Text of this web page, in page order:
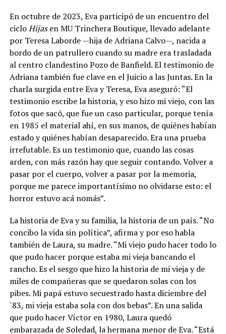
En octubre de 2023, Eva participó de un encuentro del
cicloHijasen MU Trinchera Boutique, llevado adelante
por Teresa Laborde —hija de Adriana Calvo—, nacida a
bordo de un patrullero cuando su madre era trasladada
al centro clandestino Pozo de Banfield. El testimonio de
Adriana también fue clave en el Juicio a las Juntas. En la
charla surgida entre Eva y Teresa, Eva aseguró: “El
testimonio escribe la historia, y eso hizo mi viejo, con las
fotos que sacó, que fue un caso particular, porque tenía
en 1985 el material ahí, en sus manos, de quiénes habían
estado y quiénes habían desaparecido. Era una prueba
irrefutable. Es un testimonio que, cuando las cosas
arden, con más razón hay que seguir contando. Volver a
pasar por el cuerpo, volver a pasar por la memoria,
porque me parece importantísimo no olvidarse esto: el
horror estuvo acá nomás”.
La historia de Eva y su familia, la historia de un país. “No
concibo la vida sin política”, afirma y por eso habla
también de Laura, su madre. “Mi viejo pudo hacer todo lo
que pudo hacer porque estaba mi vieja bancando el
rancho. Es el sesgo que hizo la historia de mi vieja y de
miles de compañeras que se quedaron solas con los
pibes. Mi papá estuvo secuestrado hasta diciembre del
´83, mi vieja estaba sola con dos bebas”. En una salida
que pudo hacer Víctor en 1980, Laura quedó
embarazada de Soledad, la hermana menor de Eva. “Está